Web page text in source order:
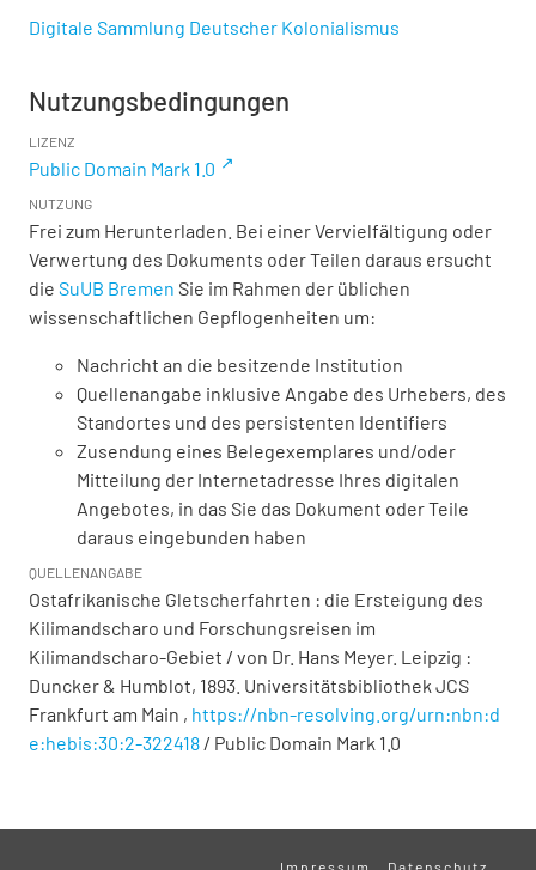
Digitale Sammlung Deutscher Kolonialismus
Nutzungsbedingungen
LIZENZ
Public Domain Mark 1.0
NUTZUNG
Frei zum Herunterladen. Bei einer Vervielfältigung oder
Verwertung des Dokuments oder Teilen daraus ersucht
die SuUB Bremen Sie im Rahmen der üblichen
wissenschaftlichen Gepflogenheiten um:
Nachricht an die besitzende Institution
Quellenangabe inklusive Angabe des Urhebers, des
Standortes und des persistenten Identifiers
Zusendung eines Belegexemplares und/oder
Mitteilung der Internetadresse Ihres digitalen
Angebotes, in das Sie das Dokument oder Teile
daraus eingebunden haben
QUELLENANGABE
Ostafrikanische Gletscherfahrten : die Ersteigung des
Kilimandscharo und Forschungsreisen im
Kilimandscharo-Gebiet / von Dr. Hans Meyer. Leipzig :
Duncker & Humblot, 1893. Universitätsbibliothek JCS
Frankfurt am Main , https://nbn-resolving.org/urn:nbn:d
e:hebis:30:2-322418 / Public Domain Mark 1.0
Impressum Datenschutz